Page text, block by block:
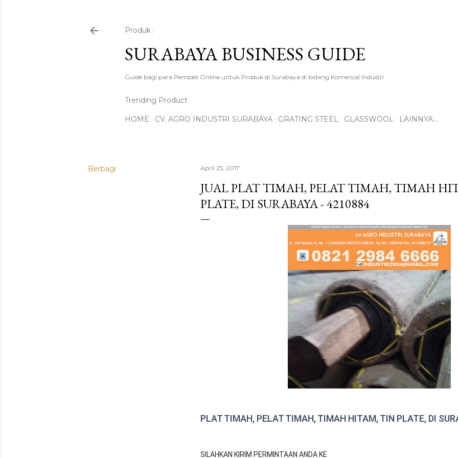
Produk :
SURABAYA BUSINESS GUIDE
Guide bagi para Pembeli Online untuk Produk di Surabaya di bidang Komersial Industri
Trending Product
HOME CV. AGRO INDUSTRI SURABAYA GRATING STEEL GLASSWOOL LAINNYA…
Berbagi April 25, 2017
JUAL PLAT TIMAH, PELAT TIMAH, TIMAH
PLATE, DI SURABAYA - 4210884
PLAT TIMAH, PELAT TIMAH, TIMAH HITAM, TIN PLATE, DI
SILAHKAN KIRIM PERMINTAAN ANDA KE